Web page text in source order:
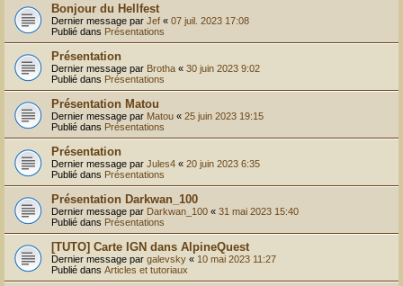
Bonjour du Hellfest
Dernier message par Jef « 07 juil. 2023 17:08
Publié dans Présentations
Présentation
Dernier message par Brotha « 30 juin 2023 9:02
Publié dans Présentations
Présentation Matou
Dernier message par Matou « 25 juin 2023 19:15
Publié dans Présentations
Présentation
Dernier message par Jules4 « 20 juin 2023 6:35
Publié dans Présentations
Présentation Darkwan_100
Dernier message par Darkwan_100 « 31 mai 2023 15:40
Publié dans Présentations
[TUTO] Carte IGN dans AlpineQuest
Dernier message par galevsky « 10 mai 2023 11:27
Publié dans Articles et tutoriaux